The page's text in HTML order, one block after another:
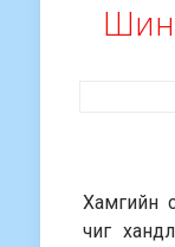
Хамгийн
чиг